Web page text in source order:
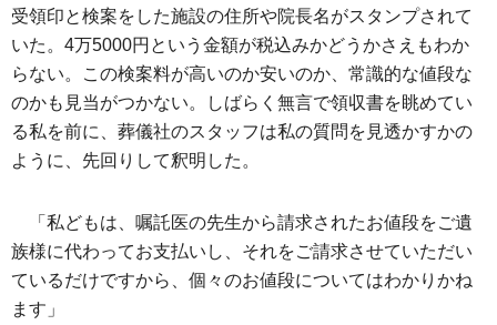
受領印と検案をした施設の住所や院長名がスタンプされて
いた。4万5000円という金額が税込みかどうかさえもわか
らない。この検案料が高いのか安いのか、常識的な値段な
のかも見当がつかない。しばらく無言で領収書を眺めてい
る私を前に、葬儀社のスタッフは私の質問を見透かすかの
ように、先回りして釈明した。
「私どもは、嘱託医の先生から請求されたお値段をご遺
族様に代わってお支払いし、それをご請求させていただい
ているだけですから、個々のお値段についてはわかりかね
ます」